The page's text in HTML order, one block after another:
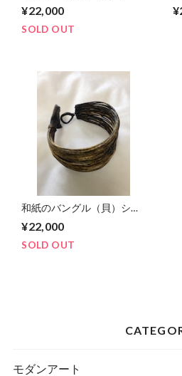
¥22,000
SOLD OUT
和紙のバングル（貝）シェ
¥22,000
SOLD OUT
モダンアート